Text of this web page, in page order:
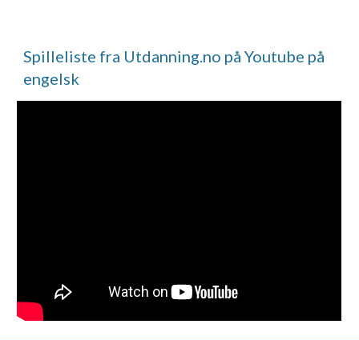
Spilleliste fra Utdanning.no på Youtube på
engelsk